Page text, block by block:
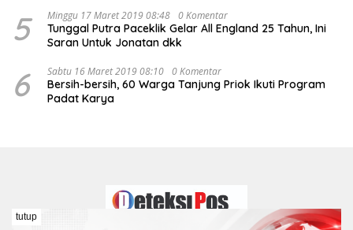
5 Minggu 17 Maret 2019 08:48 0 Komentar
Tunggal Putra Paceklik Gelar All England 25 Tahun, Ini
Saran Untuk Jonatan dkk
6 Sabtu 16 Maret 2019 08:10 0 Komentar
Bersih-bersih, 60 Warga Tanjung Priok Ikuti Program
Padat Karya
tutup